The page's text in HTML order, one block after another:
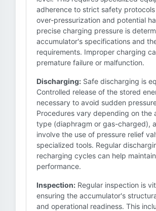
adherence to strict safety
over-pressurization and potential
precise charging pressure is
accumulator's specifications and
requirements. Improper charging
premature failure or malfunction.
Discharging: Safe discharging is
Controlled release of the stored
necessary to avoid sudden
Procedures vary depending on the
type (diaphragm or gas-charged),
involve the use of pressure relief
specialized tools. Regular
recharging cycles can help
performance.
Inspection: Regular inspection is
ensuring the accumulator's
and operational readiness. This